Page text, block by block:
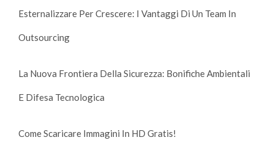
Esternalizzare Per Crescere: I Vantaggi Di Un Team In
Outsourcing
La Nuova Frontiera Della Sicurezza: Bonifiche Ambientali
E Difesa Tecnologica
Come Scaricare Immagini In HD Gratis!